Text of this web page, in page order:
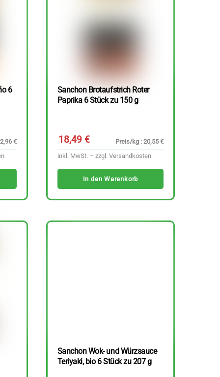
6
€
Sanchon Brotaufstrich Roter
Paprika 6 Stück zu 150 g
18,49€
Preis/kg : 20,55 €
inkl. MwSt. – zzgl. Versandkosten
In den Warenkorb
Sanchon Wok- und Würzsauce
Teriyaki, bio 6 Stück zu 207 g